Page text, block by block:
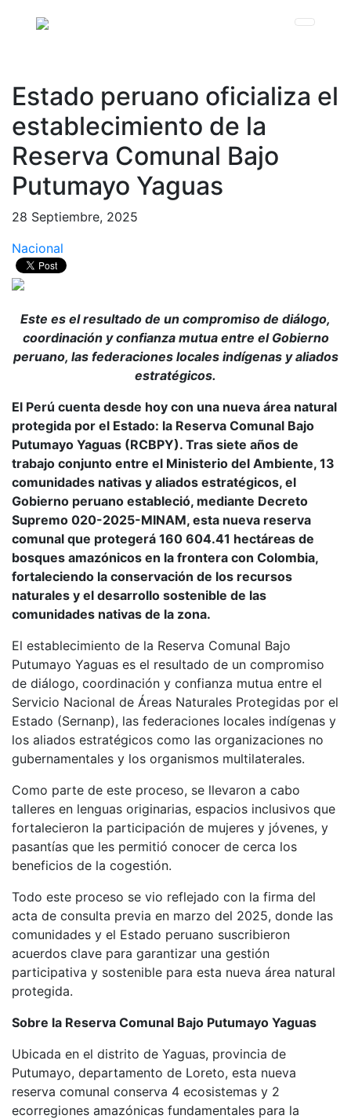
Estado peruano oficializa el
establecimiento de la
Reserva Comunal Bajo
Putumayo Yaguas
28 Septiembre, 2025
Nacional
Este es el resultado de un compromiso de diálogo,
coordinación y confianza mutua entre el Gobierno
peruano, las federaciones locales indígenas y aliados
estratégicos.
El Perú cuenta desde hoy con una nueva área natural
protegida por el Estado: la Reserva Comunal Bajo
Putumayo Yaguas (RCBPY). Tras siete años de
trabajo conjunto entre el Ministerio del Ambiente, 13
comunidades nativas y aliados estratégicos, el
Gobierno peruano estableció, mediante Decreto
Supremo 020-2025-MINAM, esta nueva reserva
comunal que protegerá 160 604.41 hectáreas de
bosques amazónicos en la frontera con Colombia,
fortaleciendo la conservación de los recursos
naturales y el desarrollo sostenible de las
comunidades nativas de la zona.
El establecimiento de la Reserva Comunal Bajo
Putumayo Yaguas es el resultado de un compromiso
de diálogo, coordinación y confianza mutua entre el
Servicio Nacional de Áreas Naturales Protegidas por el
Estado (Sernanp), las federaciones locales indígenas y
los aliados estratégicos como las organizaciones no
gubernamentales y los organismos multilaterales.
Como parte de este proceso, se llevaron a cabo
talleres en lenguas originarias, espacios inclusivos que
fortalecieron la participación de mujeres y jóvenes, y
pasantías que les permitió conocer de cerca los
beneficios de la cogestión.
Todo este proceso se vio reflejado con la firma del
acta de consulta previa en marzo del 2025, donde las
comunidades y el Estado peruano suscribieron
acuerdos clave para garantizar una gestión
participativa y sostenible para esta nueva área natural
protegida.
Sobre la Reserva Comunal Bajo Putumayo Yaguas
Ubicada en el distrito de Yaguas, provincia de
Putumayo, departamento de Loreto, esta nueva
reserva comunal conserva 4 ecosistemas y 2
ecorregiones amazónicas fundamentales para la